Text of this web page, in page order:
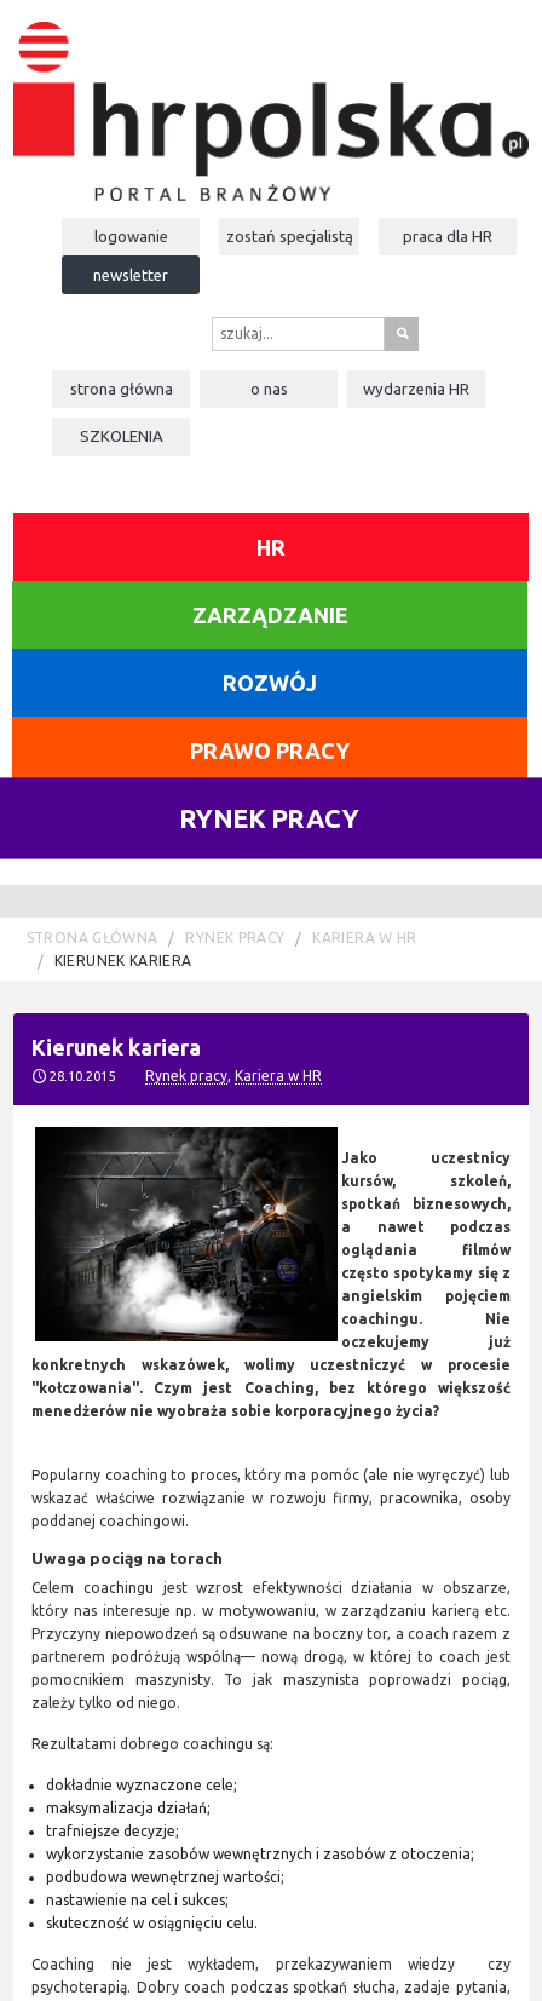
logowanie zostań specjalistą praca dla HR
newsletter
s
strona główna o nas wydarzeniaHR
SZKOLENIA
HR
ZARZĄDZANIE
ROZWÓJ
PRAWO PRACY
RYNEK PRACY
STRONA GŁÓWNA RYNEK PRACY
KARIERA W HR
KIERUNEK KARIERA
Kierunek kariera
28.10.2015 Rynek pracy,Kariera w HR
Jako uczestnicy
kursów, szkoleń,
spotkań biznesowych,
a nawet podczas
oglądania filmów
często spotykamy się z
angielskim pojęciem
coachingu. Nie
oczekujemy już
konkretnych wskazówek, wolimy uczestniczyć w procesie
"kołczowania". Czym jest Coaching, bez którego większość
menedżerów nie wyobraża sobie korporacyjnego życia?
Popularny coaching to proces, który ma pomóc (ale nie wyręczyć) lub
wskazać właściwe rozwiązanie w rozwoju firmy, pracownika, osoby
poddanej coachingowi.
Uwaga pociąg na torach
Celem coachingu jest wzrost efektywności działania w obszarze,
który nas interesuje np. w motywowaniu, w zarządzaniu karierą etc.
Przyczyny niepowodzeń są odsuwane na boczny tor, a coach razem z
partnerem podróżują wspólną— nową drogą, w której to coach jest
pomocnikiem maszynisty. To jak maszynista poprowadzi pociąg,
zależy tylko od niego.
Rezultatami dobrego coachingu są:
dokładnie wyznaczone cele;
maksymalizacja działań;
trafniejsze decyzje;
wykorzystanie zasobów wewnętrznych i zasobów z otoczenia;
podbudowa wewnętrznej wartości;
nastawienie na cel i sukces;
skuteczność w osiągnięciu celu.
Coaching nie jest wykładem, przekazywaniem wiedzy czy
psychoterapią. Dobry coach podczas spotkań słucha, zadaje pytania,